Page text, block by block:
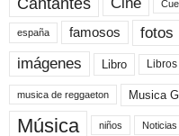
españa famosos fotos
imágenes Libro Libros
musica de reggaeton Musica
Música niños